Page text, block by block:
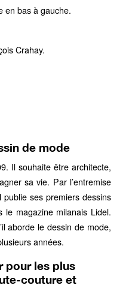
en bas à gauche.
Crahay.
de mode
Il souhaite être architecte,
sa vie. Par l’entremise
publie ses premiers dessins
magazine milanais Lidel.
aborde le dessin de mode,
années.
pour les plus
couture et